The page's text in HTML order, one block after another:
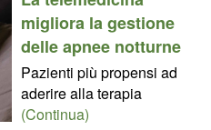
migliora la gestione
delle apnee notturne
Pazienti più propensi ad
aderire alla terapia
(Continua)